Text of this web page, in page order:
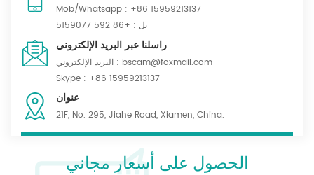
والراحة والمرونة. إن الاستخدامات الواسعة النطاق لهذه الأقمشة في
مختلف الصناعات تعكس أهميتها، وبفضل تقنيات التصنيع المتقدمة، أصبح
الوصول إلى هذه المواد أكثر سهولة من أي وقت مضى. سواء كنت تقوم
بتجهيز وحدة عسكرية أو تصميم معدات خارجية، فإن القماش المموه
Mob/Whatsapp : +86 15959213137
تل : +86 592 5159077
راسلنا عبر البريد الإلكتروني
البريد الإلكتروني : bscam@foxmail.com
Skype : +86 15959213137
عنوان
21F, No. 295, Jiahe Road, Xiamen, China.
الحصول على أسعار مجاني